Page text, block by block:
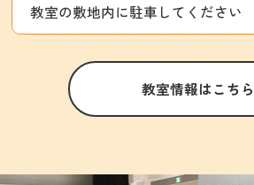
教室の敷地内に駐車してください
教室情報はこちら